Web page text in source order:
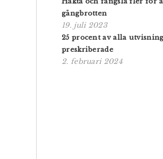
gängbrotten
19. juli 2023
25 procent av alla
preskriberade
2. februari 2024